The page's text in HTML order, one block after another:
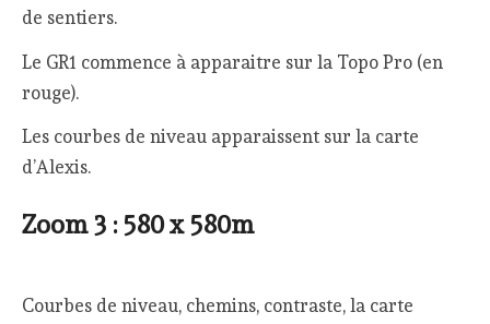
de sentiers.
Le GR1 commence à apparaitre sur la Topo Pro (en
rouge).
Les courbes de niveau apparaissent sur la carte
d’Alexis.
Zoom 3 : 580 x 580m
Courbes de niveau, chemins, contraste, la carte